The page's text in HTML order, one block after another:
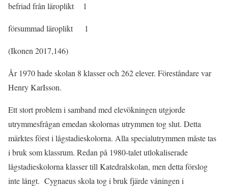
befriad från läroplikt 1
försummad läroplikt 1
(Ikonen 2017,146)
År 1970 hade skolan 8 klasser och 262 elever. Föreståndare var
Henry KarIsson.
Ett stort problem i samband med elevökningen utgjorde
utrymmesfrågan emedan skolornas utrymmen tog slut. Detta
märktes först i lågstadieskolorna. Alla specialutrymmen måste tas
i bruk som klassrum. Redan på 1980-talet utlokaliserade
lågstadieskolorna klasser till Katedralskolan, men detta förslog
inte långt. Cygnaeus skola tog i bruk fjärde våningen i